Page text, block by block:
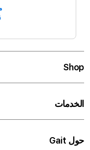
Shop
الخدمات
حول Gait